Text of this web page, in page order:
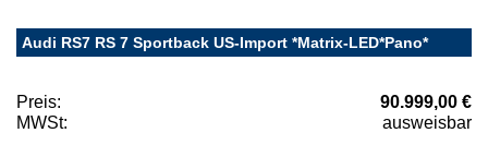
Audi RS7 RS 7 Sportback US-Import *Matrix-LED*Pano*
Preis:
90.999,00 €
MWSt:
ausweisbar